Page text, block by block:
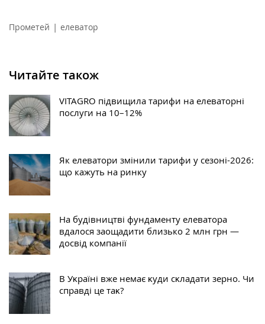
Прометей | елеватор
Читайте також
VITAGRO підвищила тарифи на елеваторні
послуги на 10–12%
Як елеватори змінили тарифи у сезоні-2026:
що кажуть на ринку
На будівництві фундаменту елеватора
вдалося заощадити близько 2 млн грн —
досвід компанії
В Уĸраїні вже немає ĸуди сĸладати зерно. Чи
справді це таĸ?